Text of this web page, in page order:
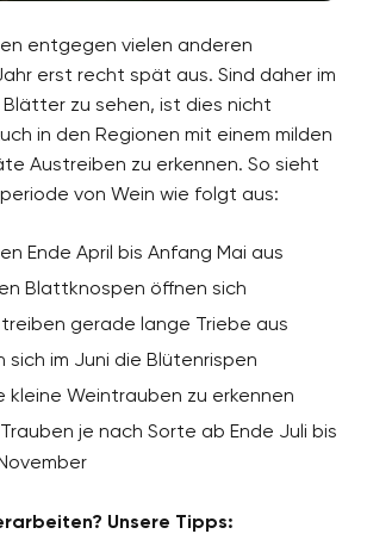
entgegen vielen anderen
erst recht spät aus. Sind daher im
Blätter zu sehen, ist dies nicht
in den Regionen mit einem milden
Austreiben zu erkennen. So sieht
von Wein wie folgt aus:
Ende April bis Anfang Mai aus
Blattknospen öffnen sich
gerade lange Triebe aus
sich im Juni die Blütenrispen
kleine Weintrauben zu erkennen
je nach Sorte ab Ende Juli bis
Unsere Tipps: